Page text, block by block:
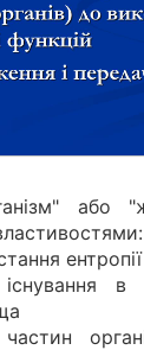
або
ентропії
існування